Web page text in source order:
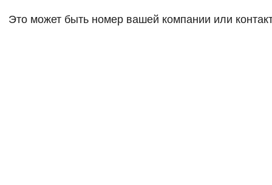
Это может быть номер вашей компании или